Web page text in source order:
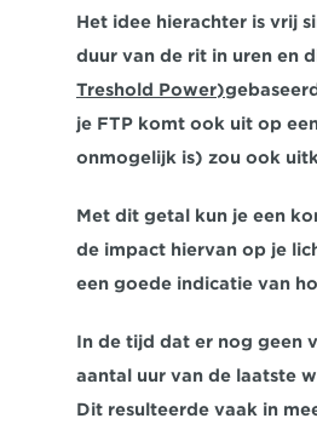
Het idee hierachter is vrij
duur van de rit in uren en
Treshold Power)
je FTP komt ook uit op
onmogelijk is) zou ook
Met dit getal kun je een
de impact hiervan op je
een goede indicatie van
In de tijd dat er nog geen
aantal uur van de laatste
Dit resulteerde vaak in